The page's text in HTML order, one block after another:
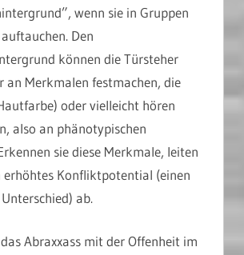
wenn sie in Gruppen
Den
können die Türsteher
an Merkmalen festmachen, die
oder vielleicht hören
also an phänotypischen
sie diese Merkmale, leiten
erhöhtes Konfliktpotential (einen
ab.
Abraxxass mit der Offenheit im